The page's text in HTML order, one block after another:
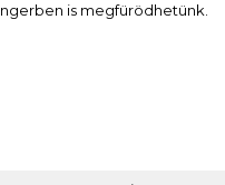
is megfürödhetünk.